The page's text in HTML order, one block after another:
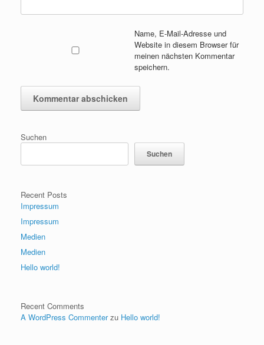
Name, E-Mail-Adresse und
Website in diesem Browser für
meinen nächsten Kommentar
speichern.
Suchen
Suchen
Recent Posts
Impressum
Impressum
Medien
Medien
Hello world!
Recent Comments
A WordPress Commenterzu Hello world!